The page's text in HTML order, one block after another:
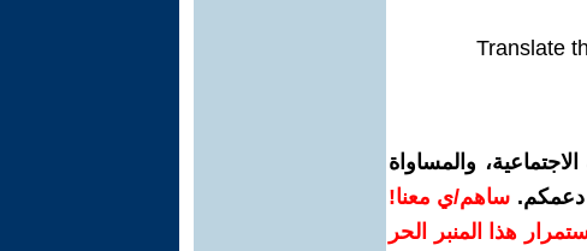
Translate
والمساواة
دعمكم. ساهم/ي معنا!
استمرار هذا المنبر الحر